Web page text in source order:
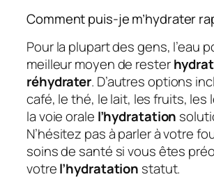
Comment puis-je m’hydrater
Pour la plupart des gens, l’eau
meilleur moyen de rester
réhydrater. D’autres options
café, le thé, le lait, les fruits, les
la voie orale l’hydratation
N’hésitez pas à parler à votre
soins de santé si vous êtes
votrel’hydratation statut.